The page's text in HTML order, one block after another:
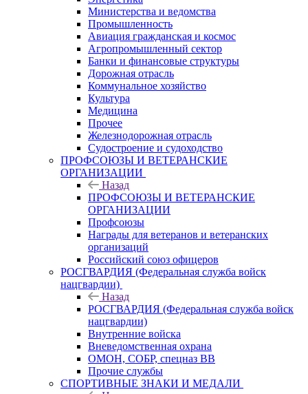
Министерства и ведомства
Промышленность
Авиация гражданская и космос
Агропромышленный сектор
Банки и финансовые структуры
Дорожная отрасль
Коммунальное хозяйство
Культура
Медицина
Прочее
Железнодорожная отрасль
Судостроение и судоходство
ПРОФСОЮЗЫ И ВЕТЕРАНСКИЕ
ОРГАНИЗАЦИИ
Назад
ПРОФСОЮЗЫ И ВЕТЕРАНСКИЕ
ОРГАНИЗАЦИИ
Профсоюзы
Награды для ветеранов и ветеранских
организаций
Российский союз офицеров
РОСГВАРДИЯ (Федеральная служба войск
нацгвардии)
Назад
РОСГВАРДИЯ (Федеральная служба войск
нацгвардии)
Внутренние войска
Вневедомственная охрана
ОМОН, СОБР, спецназ ВВ
Прочие службы
СПОРТИВНЫЕ ЗНАКИ И МЕДАЛИ